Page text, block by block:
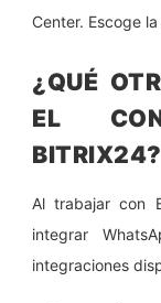
Center. Escoge
¿QUÉ
EL
BITRIX24?
Al trabajar con
integrar
integraciones